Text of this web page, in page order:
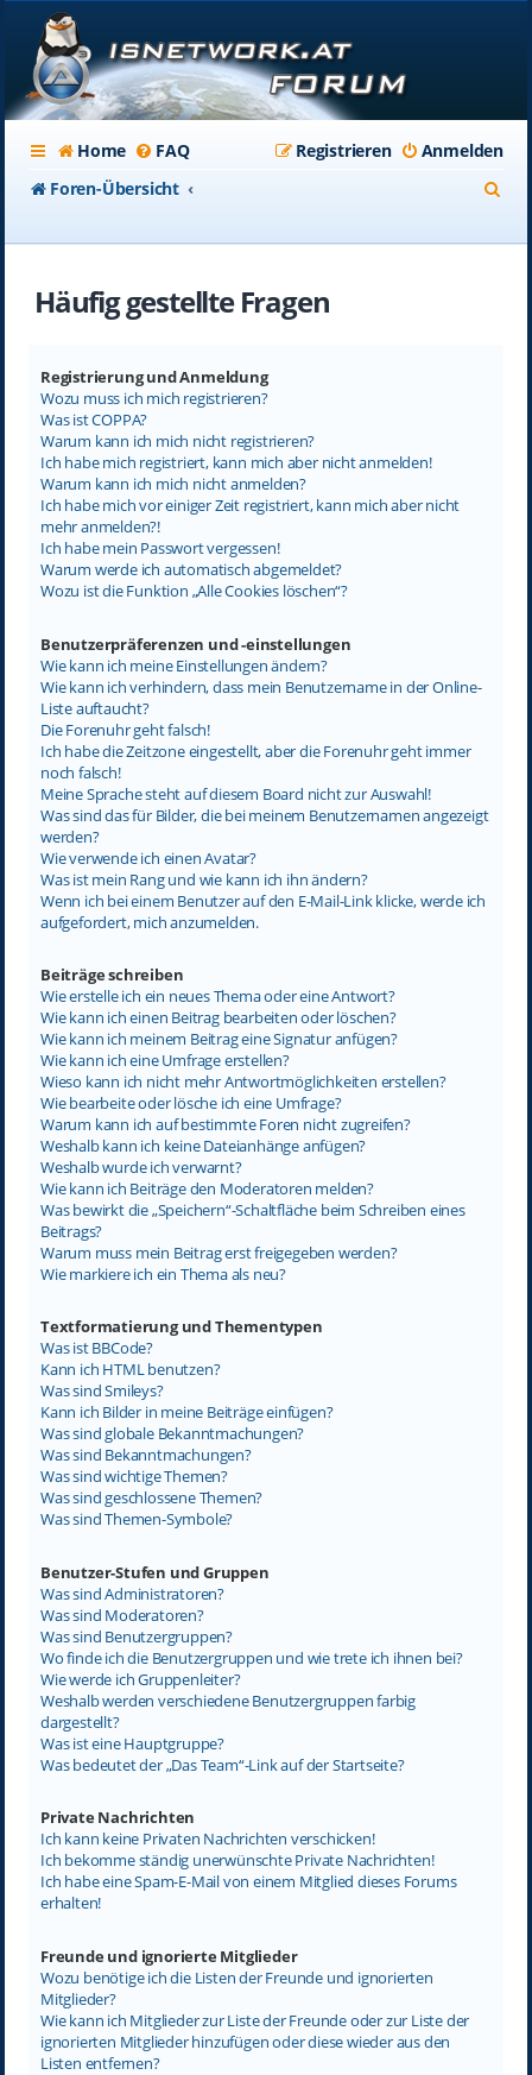
Home FAQ Anmelden
Registrieren
Foren-Übersicht
Häufig gestellte Fragen
Registrierung und Anmeldung
Wozu muss ich mich registrieren?
Was ist COPPA?
Warum kann ich mich nicht registrieren?
Ich habe mich registriert, kann mich aber nicht anmelden!
Warum kann ich mich nicht anmelden?
Ich habe mich vor einiger Zeit registriert, kann mich aber nicht
mehr anmelden?!
Ich habe mein Passwort vergessen!
Warum werde ich automatisch abgemeldet?
Wozu ist die Funktion „Alle Cookies löschen“?
Benutzerpräferenzen und -einstellungen
Wie kann ich meine Einstellungen ändern?
Wie kann ich verhindern, dass mein Benutzername in der Online-
Liste auftaucht?
Die Forenuhr geht falsch!
Ich habe die Zeitzone eingestellt, aber die Forenuhr geht immer
noch falsch!
Meine Sprache steht auf diesem Board nicht zur Auswahl!
Was sind das für Bilder, die bei meinem Benutzernamen angezeigt
werden?
Wie verwende ich einen Avatar?
Was ist mein Rang und wie kann ich ihn ändern?
Wenn ich bei einem Benutzer auf den E-Mail-Link klicke, werde ich
aufgefordert, mich anzumelden.
Beiträge schreiben
Wie erstelle ich ein neues Thema oder eine Antwort?
Wie kann ich einen Beitrag bearbeiten oder löschen?
Wie kann ich meinem Beitrag eine Signatur anfügen?
Wie kann ich eine Umfrage erstellen?
Wieso kann ich nicht mehr Antwortmöglichkeiten erstellen?
Wie bearbeite oder lösche ich eine Umfrage?
Warum kann ich auf bestimmte Foren nicht zugreifen?
Weshalb kann ich keine Dateianhänge anfügen?
Weshalb wurde ich verwarnt?
Wie kann ich Beiträge den Moderatoren melden?
Was bewirkt die „Speichern“-Schaltfläche beim Schreiben eines
Beitrags?
Warum muss mein Beitrag erst freigegeben werden?
Wie markiere ich ein Thema als neu?
Textformatierung und Thementypen
Was ist BBCode?
Kann ich HTML benutzen?
Was sind Smileys?
Kann ich Bilder in meine Beiträge einfügen?
Was sind globale Bekanntmachungen?
Was sind Bekanntmachungen?
Was sind wichtige Themen?
Was sind geschlossene Themen?
Was sind Themen-Symbole?
Benutzer-Stufen und Gruppen
Was sind Administratoren?
Was sind Moderatoren?
Was sind Benutzergruppen?
Wo finde ich die Benutzergruppen und wie trete ich ihnen bei?
Wie werde ich Gruppenleiter?
Weshalb werden verschiedene Benutzergruppen farbig
dargestellt?
Was ist eine Hauptgruppe?
Was bedeutet der „Das Team“-Link auf der Startseite?
Private Nachrichten
Ich kann keine Privaten Nachrichten verschicken!
Ich bekomme ständig unerwünschte Private Nachrichten!
Ich habe eine Spam-E-Mail von einem Mitglied dieses Forums
erhalten!
Freunde und ignorierte Mitglieder
Wozu benötige ich die Listen der Freunde und ignorierten
Mitglieder?
Wie kann ich Mitglieder zur Liste der Freunde oder zur Liste der
ignorierten Mitglieder hinzufügen oder diese wieder aus den
Listen entfernen?